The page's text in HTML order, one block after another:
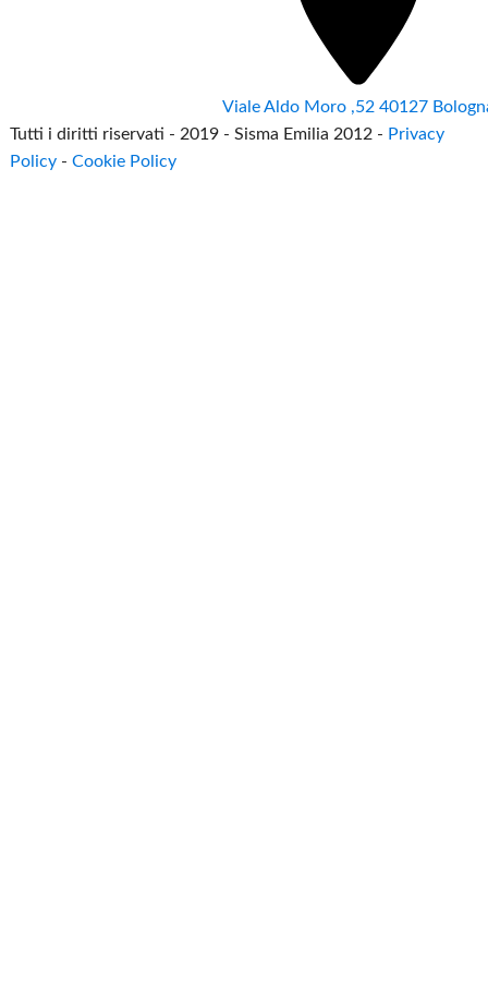
Viale Aldo Moro ,52 40127
Tutti i diritti riservati - 2019 - Sisma Emilia 2012 - Privacy
Policy -Cookie Policy